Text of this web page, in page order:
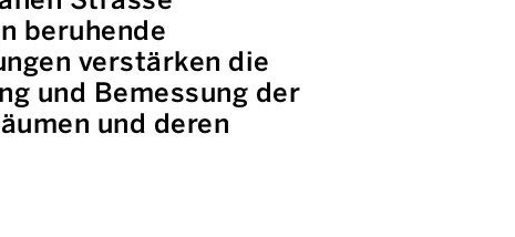
beruhende
verstärken die
und Bemessung der
und deren